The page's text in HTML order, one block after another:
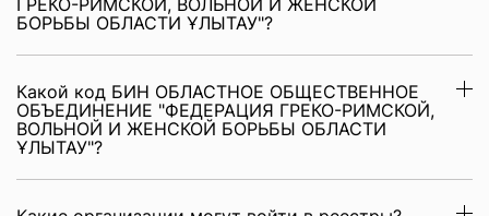
ГРЕКО-РИМСКОЙ, ВОЛЬНОЙ И ЖЕНСКОЙ
БОРЬБЫ ОБЛАСТИ ҰЛЫТАУ"?
Какой код БИН ОБЛАСТНОЕ ОБЩЕСТВЕННОЕ
ОБЪЕДИНЕНИЕ "ФЕДЕРАЦИЯ ГРЕКО-РИМСКОЙ,
ВОЛЬНОЙ И ЖЕНСКОЙ БОРЬБЫ ОБЛАСТИ
ҰЛЫТАУ"?